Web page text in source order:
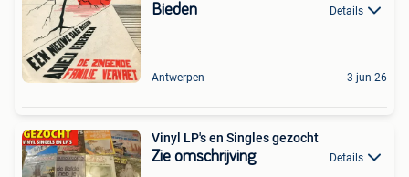
Bieden Details
Antwerpen 3 jun 26
Vinyl LP's en Singles gezocht
Zie omschrijving Details